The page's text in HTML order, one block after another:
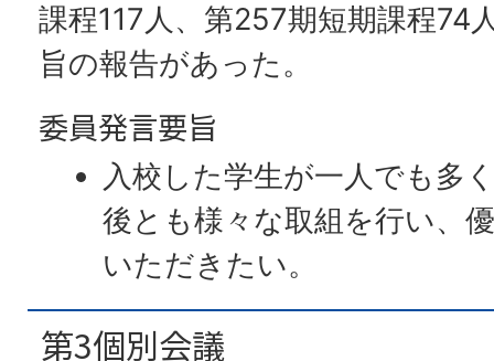
課程117人、第257期短期課程74
旨の報告があった。
委員発言要旨
入校した学生が一人でも多
後とも様々な取組を行い、
いただきたい。
第3個別会議